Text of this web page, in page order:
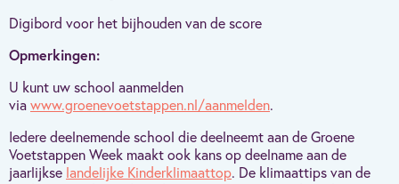
Digibord voor het bijhouden van de score
Opmerkingen:
U kunt uw school aanmelden
viawww.groenevoetstappen.nl/aanmelden.
Iedere deelnemende school die deelneemt aan de Groene
Voetstappen Week maakt ook kans op deelname aan de
jaarlijkse landelijke Kinderklimaattop. De klimaattips van de